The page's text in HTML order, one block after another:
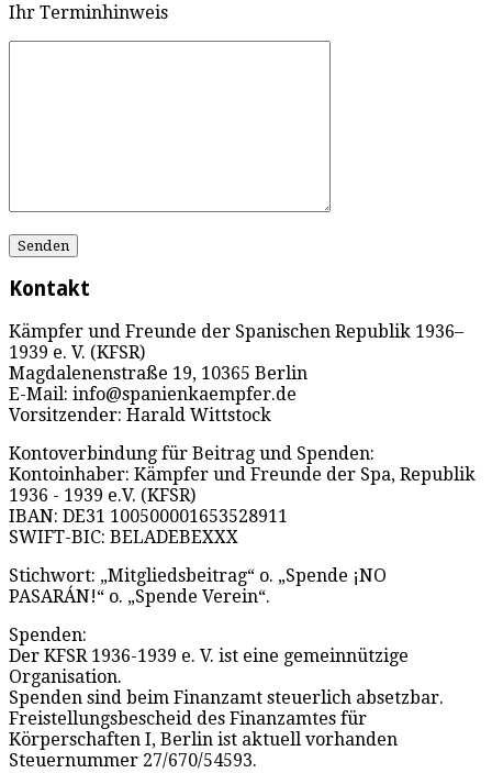
Ihr Terminhinweis
Kontakt
Kämpfer und Freunde der Spanischen Republik 1936–
1939 e. V. (KFSR)
Magdalenenstraße 19, 10365 Berlin
E-Mail: info@spanienkaempfer.de
Vorsitzender: Harald Wittstock
Kontoverbindung für Beitrag und Spenden:
Kontoinhaber: Kämpfer und Freunde der Spa, Republik
1936 - 1939 e.V. (KFSR)
IBAN: DE31 100500001653528911
SWIFT-BIC: BELADEBEXXX
Stichwort: „Mitgliedsbeitrag“ o. „Spende ¡NO
PASARÁN!“ o. „Spende Verein“.
Spenden:
Der KFSR 1936-1939 e. V. ist eine gemeinnützige
Organisation.
Spenden sind beim Finanzamt steuerlich absetzbar.
Freistellungsbescheid des Finanzamtes für
Körperschaften I, Berlin ist aktuell vorhanden
Steuernummer 27/670/54593.